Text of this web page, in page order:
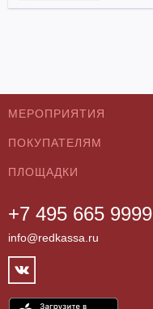
+7 495 665 9999
info@redkassa.ru
МЕРОПРИЯТИЯ
Концерты
Классика
Театры
Фестивали
Спорт
Цирк
ПОКУПАТЕЛЯМ
О нас
Как купить
Возврат билетов
Контакты
Партнёры
ПЛОЩАДКИ
Бар/Ресторан/Кафе
Клуб
Концертный зал
Театр